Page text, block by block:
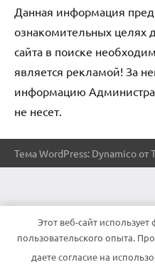
Данная информация
ознакомительных целях
сайта в поиске
является рекламой! За
информацию
не несет.
Тема WordPress: Dynamico от
Этот веб-сайт
пользовательского опыта.
даете согласие на